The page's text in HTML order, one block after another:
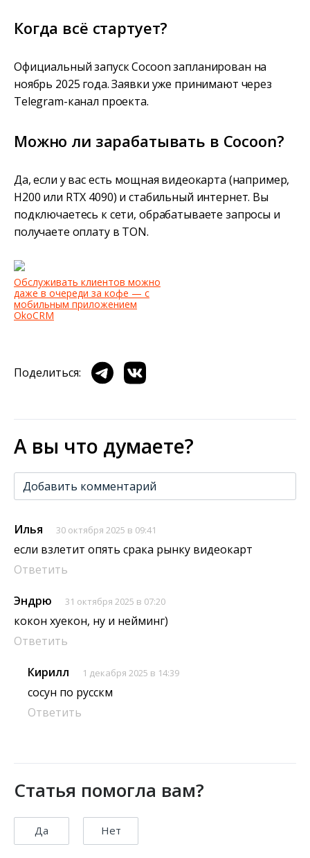
Когда всё стартует?
Официальный запуск Cocoon запланирован на
ноябрь 2025 года. Заявки уже принимают через
Telegram-канал проекта.
Можно ли зарабатывать в Cocoon?
Да, если у вас есть мощная видеокарта (например,
H200 или RTX 4090) и стабильный интернет. Вы
подключаетесь к сети, обрабатываете запросы и
получаете оплату в TON.
Обслуживать клиентов можно
даже в очереди за кофе — с
мобильным приложением
OkoCRM
Поделиться:
А вы что думаете?
Добавить комментарий
Илья 30 октября 2025 в 09:41
если взлетит опять срака рынку видеокарт
Ответить
Эндрю 31 октября 2025 в 07:20
кокон хуекон, ну и нейминг)
Ответить
Кирилл 1 декабря 2025 в 14:39
сосун по русскм
Ответить
Статья помогла вам?
Да Нет